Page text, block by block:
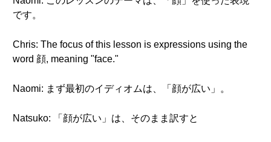
です。
Chris: The focus of this lesson is expressions using the
word 顔, meaning "face."
Naomi: まず最初のイディオムは、「顔が広い」。
Natsuko: 「顔が広い」は、そのまま訳すと